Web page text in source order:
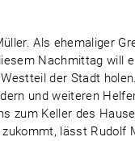
Als ehemaliger
Nachmittag will
der Stadt
und weiteren
zum Keller des
lässt Rudolf